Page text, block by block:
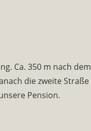
Ca. 350 m nach dem
die zweite Straße
Pension.